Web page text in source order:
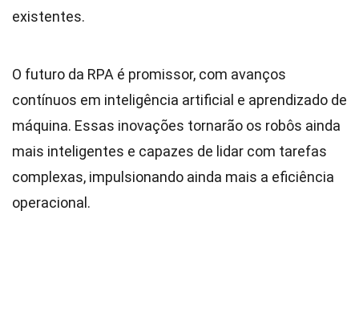
existentes.
O futuro da RPA é promissor, com avanços
contínuos em inteligência artificial e aprendizado de
máquina. Essas inovações tornarão os robôs ainda
mais inteligentes e capazes de lidar com tarefas
complexas, impulsionando ainda mais a eficiência
operacional.